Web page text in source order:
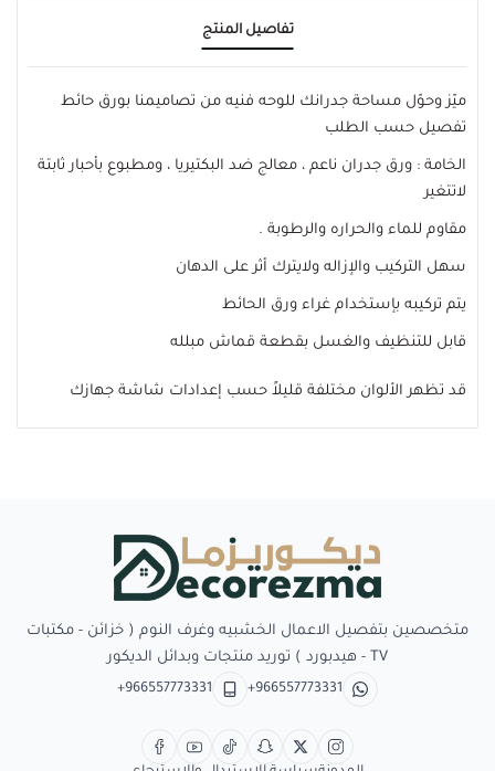
تفاصيل المنتج
ميّز وحوّل مساحة جدرانك للوحه فنيه من تصاميمنا بورق حائط
تفصيل حسب الطلب
الخامة : ورق جدران ناعم ، معالج ضد البكتيريا ، ومطبوع بأحبار ثابتة
لاتتغير
مقاوم للماء والحراره والرطوبة .
سهل التركيب والإزاله ولايترك أثر على الدهان
يتم تركيبه بإستخدام غراء ورق الحائط
قابل للتنظيف والغسل بقطعة قماش مبلله
قد تظهر الألوان مختلفة قليلاً حسب إعدادات شاشة جهازك
متخصصين بتفصيل الاعمال الخشبيه وغرف النوم ( خزائن - مكتبات
TV - هيدبورد ) توريد منتجات وبدائل الديكور
+966557773331
+966557773331